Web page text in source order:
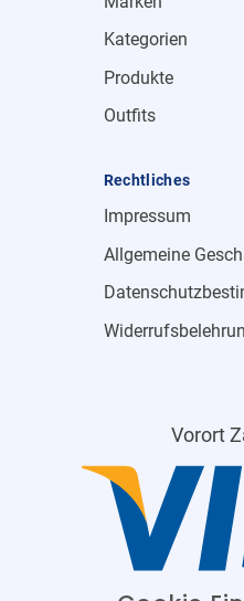
Kategorien
Produkte
Outfits
Rechtliches
Impressum
Allgemeine
Vorort